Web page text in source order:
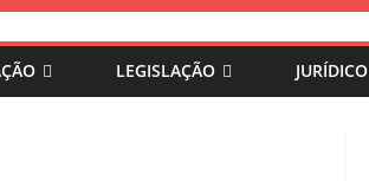
LEGISLAÇÃO JURÍDICO